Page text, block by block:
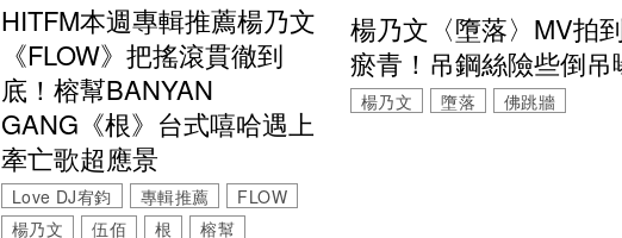
HITFM本週專輯推薦楊乃文
《FLOW》把搖滾貫徹到
底！榕幫BANYAN
GANG《根》台式嘻哈遇上
牽亡歌超應景
Love DJ宥鈞 專輯推薦
FLOW
楊乃文
伍佰 根
榕幫
楊乃文〈墮落〉MV拍
瘀青！吊鋼絲險些倒吊
楊乃文 墮落 佛跳牆